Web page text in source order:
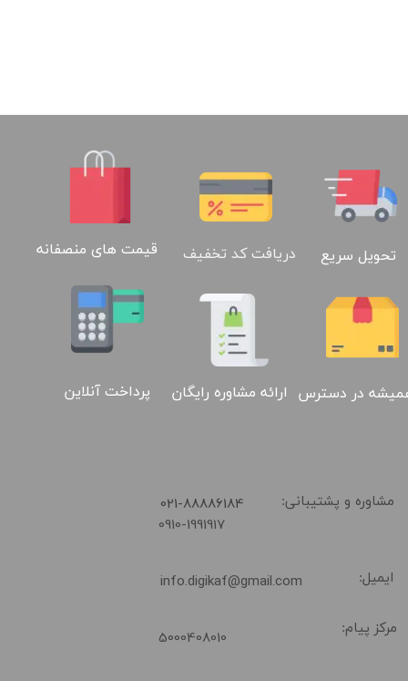
تحویل سریع دریافت کد تخفیف قیمت های منصفانه
در دسترس ارائه مشاوره رایگان پرداخت آنلاین
مشاوره و پشتیبانی: ​021-88886184
info.digikaf@gmail.com ایمیل:
مرکز پیام: 5000408010
0910-1991917